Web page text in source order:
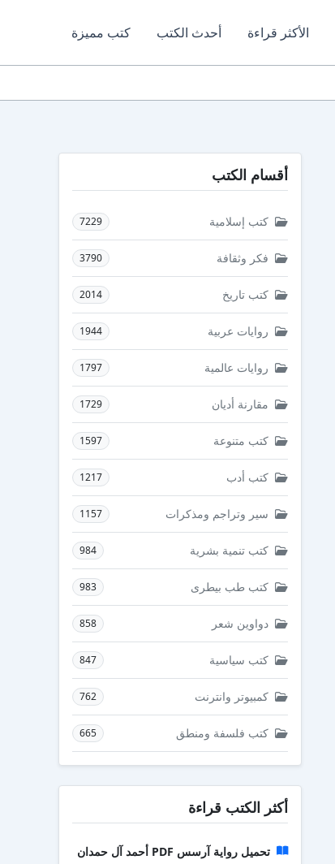
الأكثر قراءة أحدث الكتب كتب مميزة
أقسام الكتب
كتب إسلامية 7229
فكر وثقافة 3790
كتب تاريخ 2014
روايات عربية 1944
روايات عالمية 1797
مقارنة أديان 1729
كتب متنوعة 1597
كتب أدب 1217
سير وتراجم ومذكرات 1157
كتب تنمية بشرية 984
كتب طب بيطرى 983
دواوين شعر 858
كتب سياسية 847
كمبيوتر وانترنت 762
كتب فلسفة ومنطق 665
أكثر الكتب قراءة
تحميل رواية آرسس PDF أحمد آل حمدان